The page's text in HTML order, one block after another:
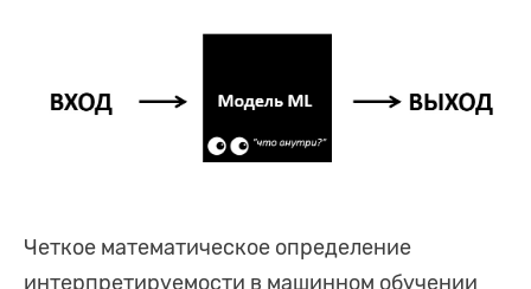
Четкое математическое определение
интерпретируемости в машинном обучении